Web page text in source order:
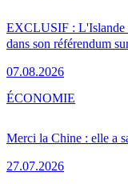
EXCLUSIF : L'Islande
dans son référendum
07.08.2026
Merci la Chine : elle a
27.07.2026
ÉCONOMIE